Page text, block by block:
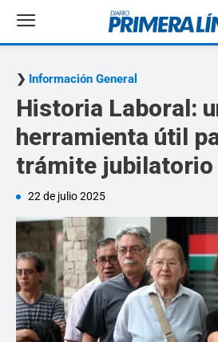
Información General
Historia Laboral:
herramienta útil
trámite jubilatorio
22 de julio 2025